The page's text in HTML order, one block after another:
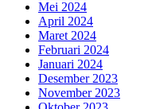
Mei 2024
April 2024
Maret 2024
Februari 2024
Januari 2024
Desember 2023
November 2023